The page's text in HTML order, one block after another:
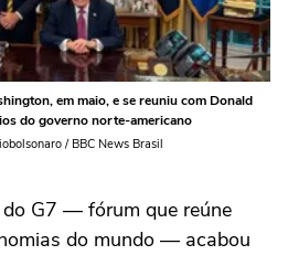
em maio, e se reuniu com Donald
do governo norte-americano
/ BBC News Brasil
G7 — fórum que reúne
do mundo — acabou